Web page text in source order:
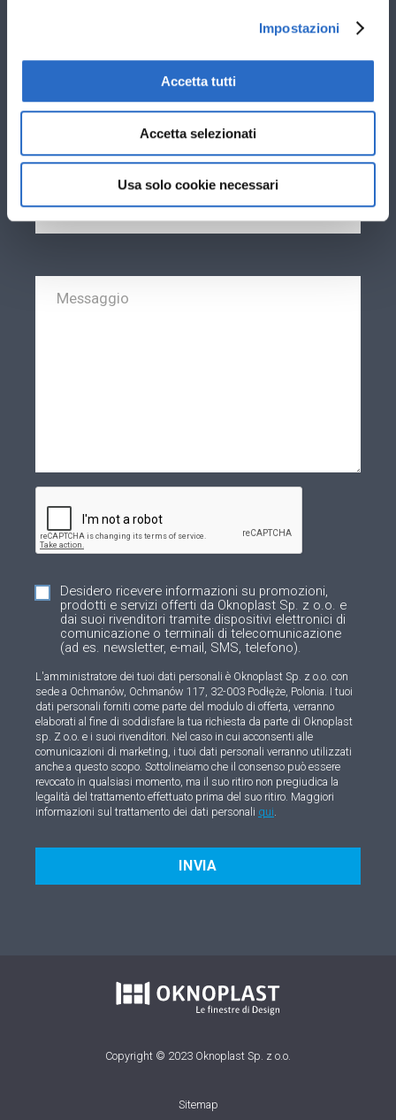
Impostazioni
Accetta tutti
Accetta selezionati
Usa solo cookie necessari
Alluminio
Desidero ricevere informazioni su promozioni,
prodotti e servizi offerti da Oknoplast Sp. z o.o. e
dai suoi rivenditori tramite dispositivi elettronici di
comunicazione o terminali di telecomunicazione
(ad es. newsletter, e-mail, SMS, telefono).
L'amministratore dei tuoi dati personali è Oknoplast Sp. z o.o. con
sede a Ochmanów, Ochmanów 117, 32-003 Podłęże, Polonia. I tuoi
dati personali forniti come parte del modulo di offerta, verranno
elaborati al fine di soddisfare la tua richiesta da parte di Oknoplast
sp. Z o.o. e i suoi rivenditori. Nel caso in cui acconsenti alle
comunicazioni di marketing, i tuoi dati personali verranno utilizzati
anche a questo scopo. Sottolineiamo che il consenso può essere
revocato in qualsiasi momento, ma il suo ritiro non pregiudica la
legalità del trattamento effettuato prima del suo ritiro. Maggiori
informazioni sul trattamento dei dati personali qui.
INVIA
Copyright © 2023 Oknoplast Sp. z o.o.
Sitemap